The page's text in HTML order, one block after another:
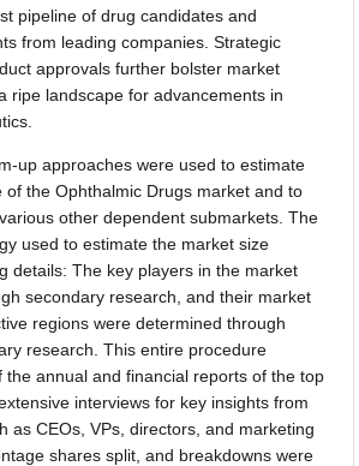
pipeline of drug candidates and
from leading companies. Strategic
approvals further bolster market
ripe landscape for advancements in
up approaches were used to estimate
of the Ophthalmic Drugs market and to
other dependent submarkets. The
used to estimate the market size
details: The key players in the market
secondary research, and their market
regions were determined through
research. This entire procedure
the annual and financial reports of the top
interviews for key insights from
as CEOs, VPs, directors, and marketing
shares split, and breakdowns were